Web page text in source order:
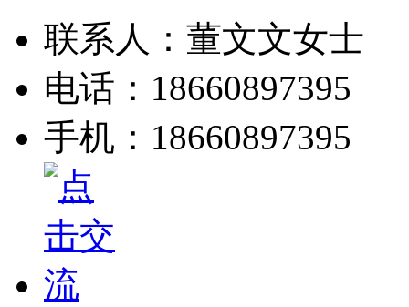
联系人：董文文女士
电话：18660897395
手机：18660897395